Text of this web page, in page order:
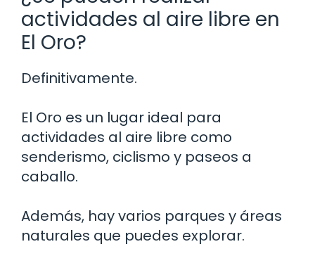
actividades al aire libre en
El Oro?
Definitivamente.
El Oro es un lugar ideal para
actividades al aire libre como
senderismo, ciclismo y paseos a
caballo.
Además, hay varios parques y áreas
naturales que puedes explorar.